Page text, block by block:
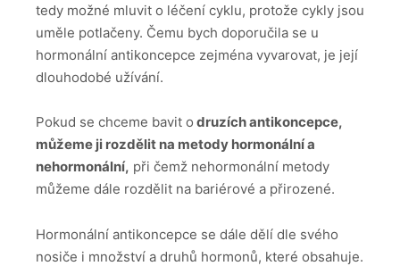
tedy možné mluvit o léčení cyklu, protože cykly jsou
uměle potlačeny. Čemu bych doporučila se u
hormonální antikoncepce zejména vyvarovat, je její
dlouhodobé užívání.
Pokud se chceme bavit o druzích antikoncepce,
můžeme ji rozdělit na metody hormonální a
nehormonální, při čemž nehormonální metody
můžeme dále rozdělit na bariérové a přirozené.
Hormonální antikoncepce se dále dělí dle svého
nosiče i množství a druhů hormonů, které obsahuje.